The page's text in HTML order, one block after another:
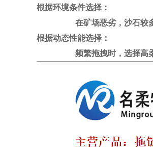
根据环境条件选择：
在矿场恶劣，沙石较多的
根据动态性能选择：
频繁拖拽时，选择高柔韧